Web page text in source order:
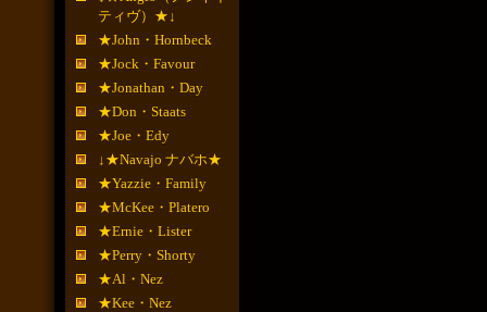
ティヴ）★↓
★John・Hornbeck
★Jock・Favour
★Jonathan・Day
★Don・Staats
★Joe・Edy
↓★Navajo ナバホ★
★Yazzie・Family
★McKee・Platero
★Ernie・Lister
★Perry・Shorty
★Al・Nez
★Kee・Nez